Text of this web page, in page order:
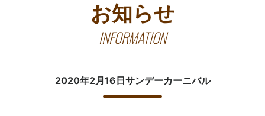
お知らせ
INFORMATION
2020年2月16日サンデーカーニバル